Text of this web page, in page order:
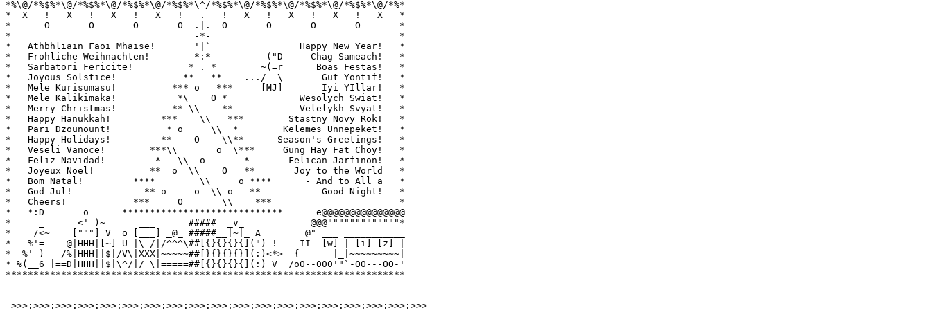
*%\@/*%$%*\@/*%$%*\@/*%$%*\@/*%$%*\^/*%$%*\@/*%$%*\@/*%$%*\@/*%$%*\@/*%*
*  X   !   X   !   X   !   X   !   .   !   X   !   X   !   X   !   X   *
*      O       O       O       O  .|.  O       O       O       O       *
*                                 -*-                                  *
*   Athbhliain Faoi Mhaise!       '|`           _    Happy New Year!   *
*   Frohliche Weihnachten!        *:*          ("D     Chag Sameach!   *
*   Sarbatori Fericite!          * . *        ~(=r      Boas Festas!   *
*   Joyous Solstice!            **   **    .../__\       Gut Yontif!   *
*   Mele Kurisumasu!          *** o   ***     [MJ]       Iyi YIllar!   *
*   Mele Kalikimaka!           *\    O *             Wesolych Swiat!   *
*   Merry Christmas!          ** \\    **            Velelykh Svyat!   *
*   Happy Hanukkah!         ***    \\   ***        Stastny Novy Rok!   *
*   Pari Dzounount!          * o     \\  *        Kelemes Unnepeket!   *
*   Happy Holidays!         **    O    \\**      Season's Greetings!   *
*   Veseli Vanoce!        ***\\       o  \***     Gung Hay Fat Choy!   *
*   Feliz Navidad!         *   \\  o       *       Felican Jarfinon!   *
*   Joyeux Noel!          **  o  \\    O   **       Joy to the World   *
*   Bom Natal!         ****        \\     o ****      - And to All a   *
*   God Jul!             ** o     o  \\ o   **           Good Night!   *
*   Cheers!            ***     O       \\    ***                       *
*   *:D       o_     *****************************      e@@@@@@@@@@@@@@@
*     _      <' )~      ___      #####  _v_            @@@"""""""""""""*
*    /<~    ["""] V  o [___] _@_ #####__|~|_ A        @" ___ ___________
*   %'=    @|HHH|[~] U |\ /|/^^^\##[{}{}{}{](") !    II__[w] | [i] [z] |
*  %' )   /%|HHH||$|/V\|XXX|~~~~~##[}{}{}{}](:)<*>  {======|_|~~~~~~~~~|
* %(__6 |==D|HHH||$|\^/|/ \|=====##[{}{}{}{](:) V  /oO--000'"`-OO---OO-'
************************************************************************
>>>:>>>:>>>:>>>:>>>:>>>:>>>:>>>:>>>:>>>:>>>:>>>:>>>:>>>:>>>:>>>:>>>:>>>:>>>